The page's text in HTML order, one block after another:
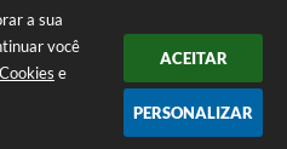
a sua
você
e
ACEITAR
PERSONALIZAR